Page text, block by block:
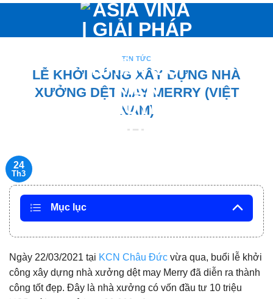
nội
TIN TỨC
LỄ KHỞI CÔNG XÂY DỰNG NHÀ
XƯỞNG DỆT MAY MERRY (VIỆT
NAM)
24
Th3
Mục lục
Ngày 22/03/2021 tại KCN Châu Đức vừa qua, buổi lễ khởi
công xây dựng nhà xưởng dệt may Merry đã diễn ra thành
công tốt đẹp. Đây là nhà xưởng có vốn đầu tư 10 triệu